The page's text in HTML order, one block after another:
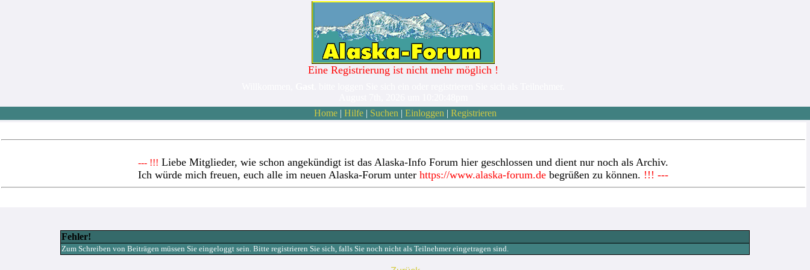
Eine Registrierung ist nicht mehr möglich !
Home| Hilfe| Suchen | Einloggen | Registrieren
--- !!! Liebe Mitglieder, wie schon angekündigt ist das Alaska-Info Forum hier geschlossen und dient nur noch als Archiv.
Ich würde mich freuen, euch alle im neuen Alaska-Forum unter https://www.alaska-forum.de begrüßen zu können. !!! ---
Fehler!
Zum Schreiben von Beiträgen müssen Sie eingeloggt sein. Bitte registrieren Sie sich, falls Sie noch nicht als Teilnehmer eingetragen sind.